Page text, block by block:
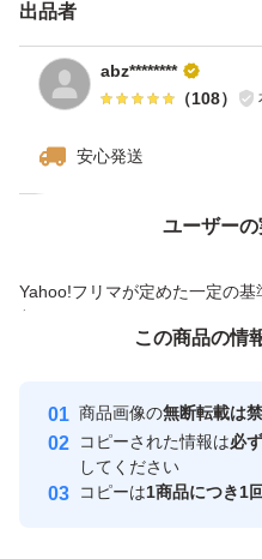
出品者
abz********
（108）
安心発送
ユーザー
Yahoo!フリマが定めた一定の
付与しています
安心取引出品者
取引実績
価格の相談
この商品の情
商品画像の無断転載は
コピーされた情報は必
してください
コピーは1商品につき1回
この商品をみている人にオ